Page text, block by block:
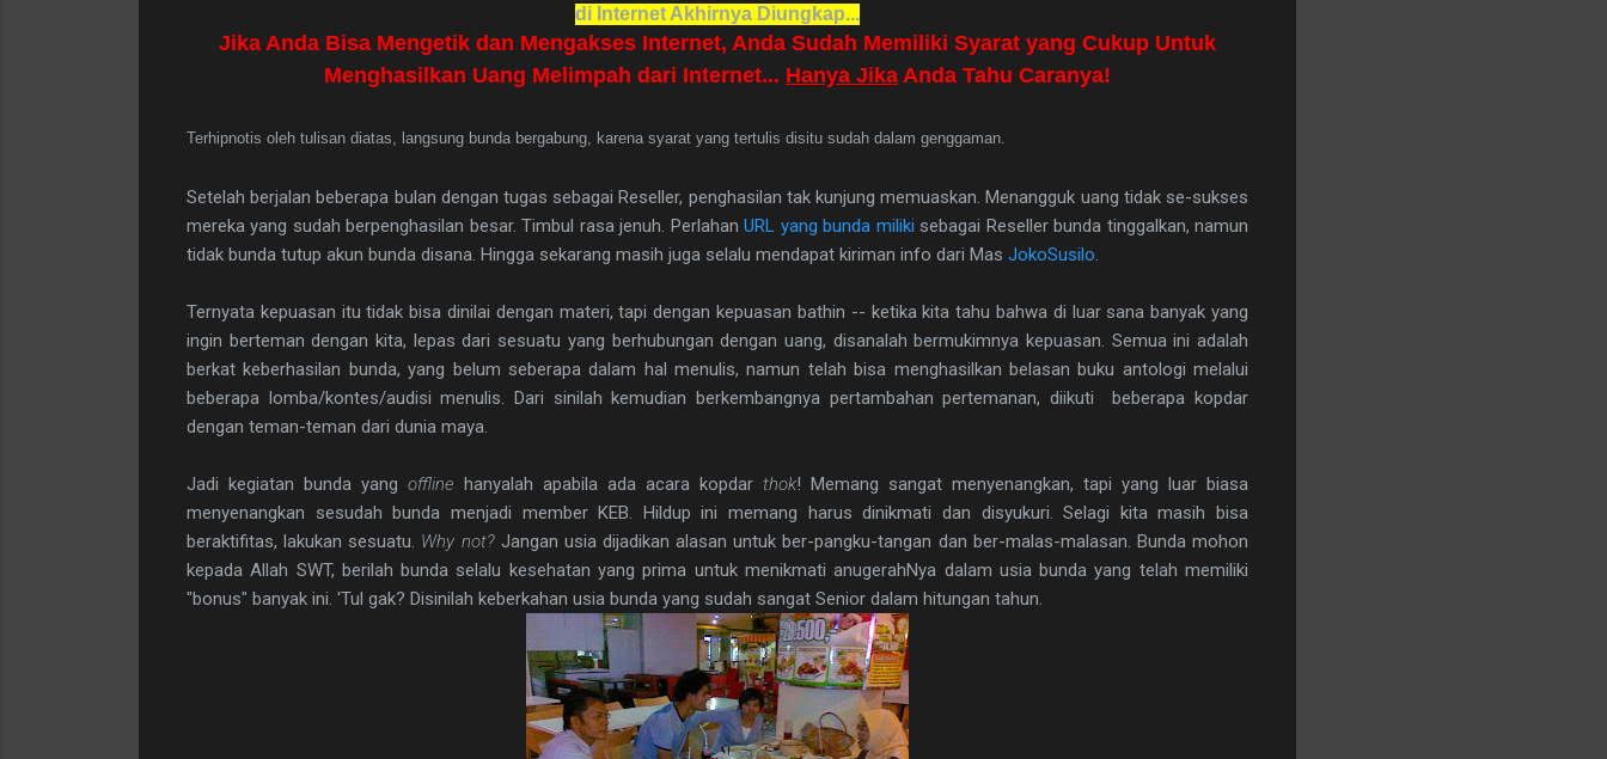
di Internet Akhirnya Diungkap...
Jika Anda Bisa Mengetik dan Mengakses Internet, Anda Sudah Memiliki Syarat yang Cukup Untuk
Menghasilkan Uang Melimpah dari Internet... Hanya Jika Anda Tahu Caranya!
Terhipnotis oleh tulisan diatas, langsung bunda bergabung, karena syarat yang tertulis disitu sudah dalam genggaman.
Setelah berjalan beberapa bulan dengan tugas sebagai Reseller, penghasilan tak kunjung memuaskan. Menangguk uang tidak se-sukses
mereka yang sudah berpenghasilan besar. Timbul rasa jenuh. PerlahanURL yang bunda miliki sebagai Reseller bunda tinggalkan, namun
tidak bunda tutup akun bunda disana. Hingga sekarang masih juga selalu mendapat kiriman info dari Mas JokoSusilo
Ternyata kepuasan itu tidak bisa dinilai dengan materi, tapi dengan kepuasan bathin -- ketika kita tahu bahwa di luar sana banyak yang
ingin berteman dengan kita, lepas dari sesuatu yang berhubungan dengan uang, disanalah bermukimnya kepuasan. Semua ini adalah
berkat keberhasilan bunda, yang belum seberapa dalam hal menulis, namun telah bisa menghasilkan belasan buku antologi melalui
beberapa lomba/kontes/audisi menulis. Dari sinilah kemudian berkembangnya pertambahan pertemanan, diikuti beberapa kopdar
dengan teman-teman dari dunia maya.
Jadi kegiatan bunda yang offline hanyalah apabila ada acara kopdar thok! Memang sangat menyenangkan, tapi yang luar biasa
menyenangkan sesudah bunda menjadi member KEB. Hildup ini memang harus dinikmati dan disyukuri. Selagi kita masih bisa
beraktifitas, lakukan sesuatu. Why not?Jangan usia dijadikan alasan untuk ber-pangku-tangan dan ber-malas-malasan. Bunda mohon
kepada Allah SWT, berilah bunda selalu kesehatan yang prima untuk menikmati anugerahNya dalam usia bunda yang telah memiliki
"bonus" banyak ini. 'Tul gak? Disinilah keberkahan usia bunda yang sudah sangat Senior dalam hitungan tahun.